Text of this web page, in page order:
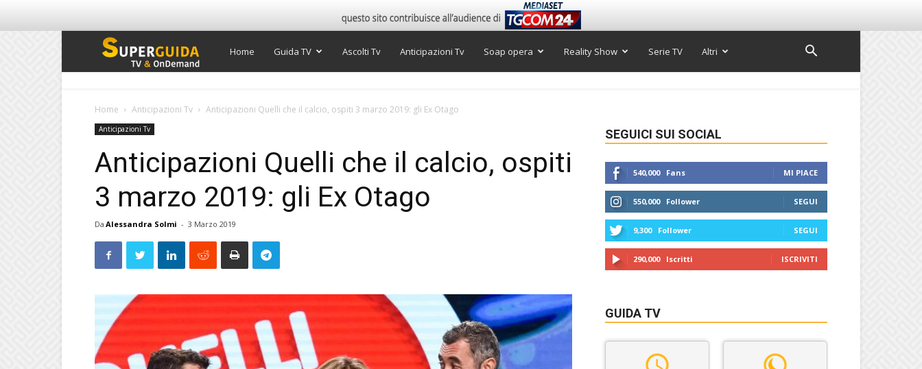
Super
Home Guida TV Ascolti Tv Anticipazioni Tv Soap opera Reality Show Serie TV Altri
Home Anticipazioni Tv Anticipazioni Quelli che il calcio, ospiti 3 marzo 2019: gli Ex Otago
Anticipazioni Tv
Anticipazioni Quelli che il calcio, ospiti
3 marzo 2019: gli Ex Otago
Da Alessandra Solmi - 3 Marzo 2019
SEGUICI SUI SOCIAL
540,000 Fans MI PIACE
550,000 Follower SEGUI
9,300 Follower SEGUI
290,000 Iscritti ISCRIVITI
GUIDA TV